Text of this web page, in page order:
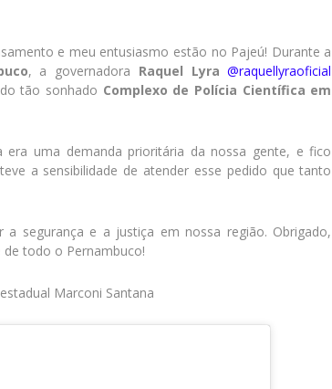
e meu entusiasmo estão no Pajeú! Durante a
, a governadora Raquel Lyra @raquellyraoficial
tão sonhado Complexo de Polícia Científica em
era uma demanda prioritária da nossa gente, e fico
a sensibilidade de atender esse pedido que tanto
segurança e a justiça em nossa região. Obrigado,
todo o Pernambuco!
Marconi Santana